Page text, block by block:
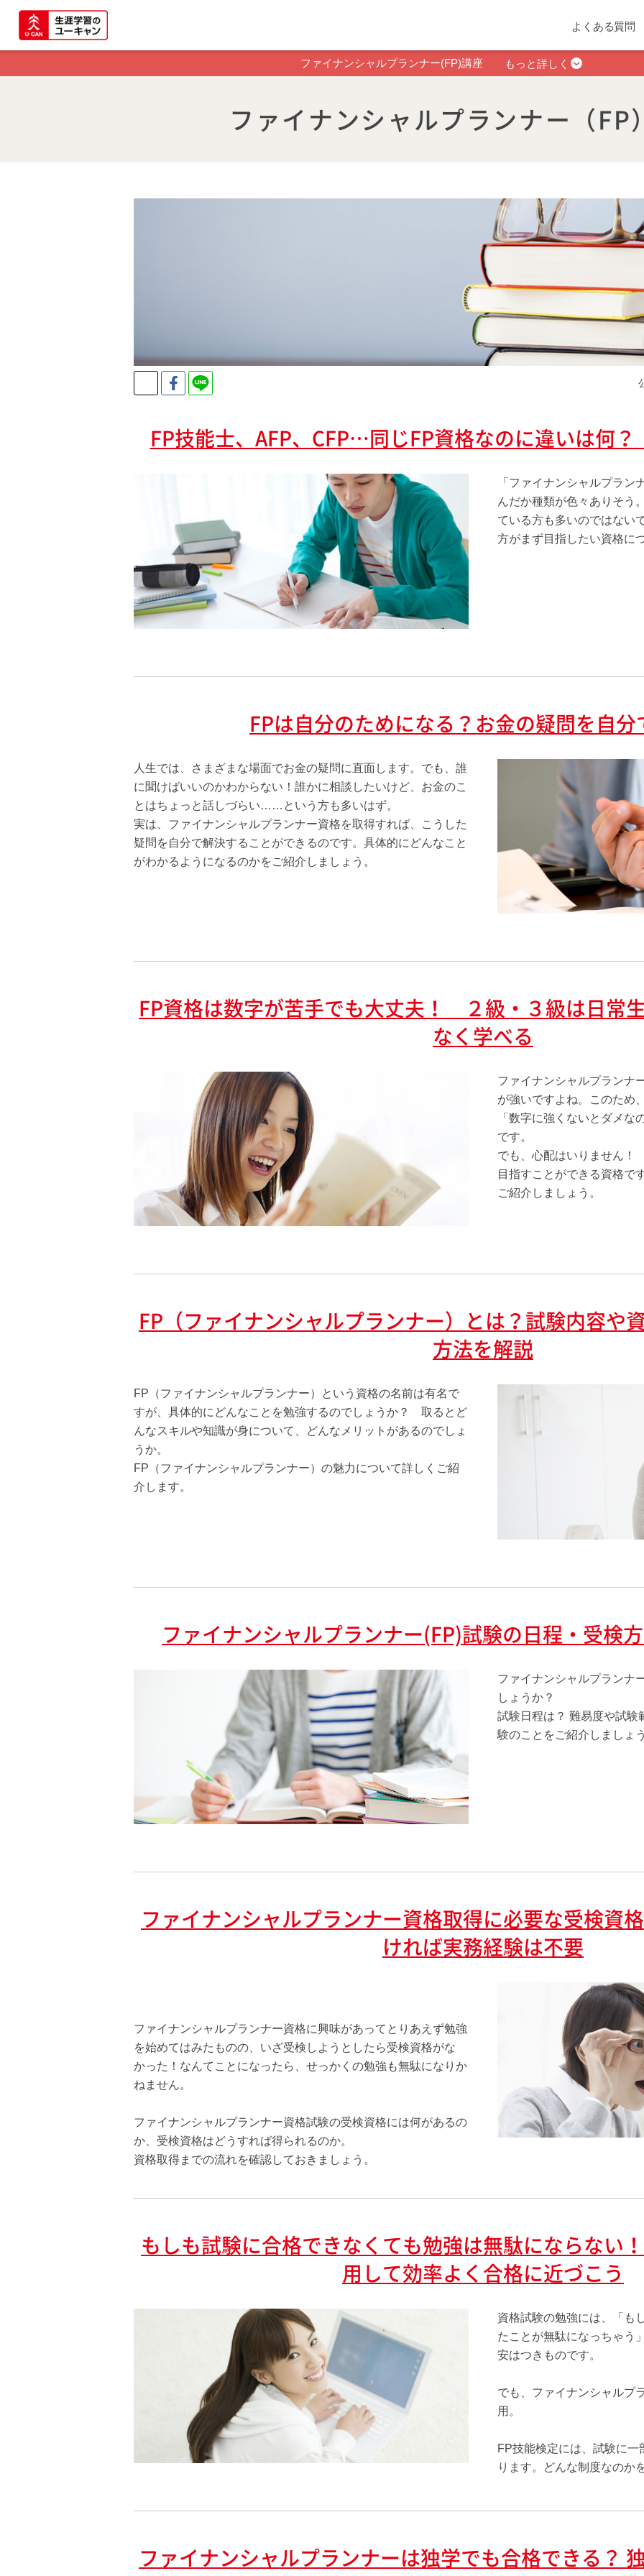
よくある質問
ファイナンシャルプランナー(FP)講座 もっと詳しく
ファイナンシャルプランナー（FP
TwitterFacebook
LINE
FP技能士、AFP、CFP…同じFP資格なのに違いは何
「ファイナンシャルプラ
んだか種類が色々ありそう
ている方も多いのではない
方がまず目指したい資格に
FPは自分のためになる？お金の疑問を自分
人生では、さまざまな場面でお金の疑問に直面します。でも、誰
に聞けばいいのかわからない！誰かに相談したいけど、お金のこ
とはちょっと話しづらい……という方も多いはず。
実は、ファイナンシャルプランナー資格を取得すれば、こうした
疑問を自分で解決することができるのです。具体的にどんなこと
がわかるようになるのかをご紹介しましょう。
FP資格は数字が苦手でも大丈夫！ ２級・３級は日常
なく学べる
ファイナンシャルプランナ
が強いですよね。このため
「数字に強くないとダメ
です。
でも、心配はいりません
目指すことができる資格で
ご紹介しましょう。
FP（ファイナンシャルプランナー）とは？試験内容や
方法を解説
FP（ファイナンシャルプランナー）という資格の名前は有名で
すが、具体的にどんなことを勉強するのでしょうか？ 取るとど
んなスキルや知識が身について、どんなメリットがあるのでしょ
うか。
FP（ファイナンシャルプランナー）の魅力について詳しくご紹
介します。
ファイナンシャルプランナー(FP)試験の日程・受検
ファイナンシャルプランナ
しょうか？
試験日程は？ 難易度や試験
験のことをご紹介しましょ
ファイナンシャルプランナー資格取得に必要な受検資
ければ実務経験は不要
ファイナンシャルプランナー資格に興味があってとりあえず勉強
を始めてはみたものの、いざ受検しようとしたら受検資格がな
かった！なんてことになったら、せっかくの勉強も無駄になりか
ねません。
ファイナンシャルプランナー資格試験の受検資格には何があるの
か、受検資格はどうすれば得られるのか。
資格取得までの流れを確認しておきましょう。
もしも試験に合格できなくても勉強は無駄にならな
用して効率よく合格に近づこう
資格試験の勉強には、「も
たことが無駄になっちゃう
安はつきものです。
でも、ファイナンシャルプ
用。
FP技能検定には、試験に
ります。どんな制度なのか
ファイナンシャルプランナーは独学でも合格できる？